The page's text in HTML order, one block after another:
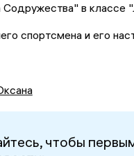
Содружества" в классе
спортсмена и его
чтобы